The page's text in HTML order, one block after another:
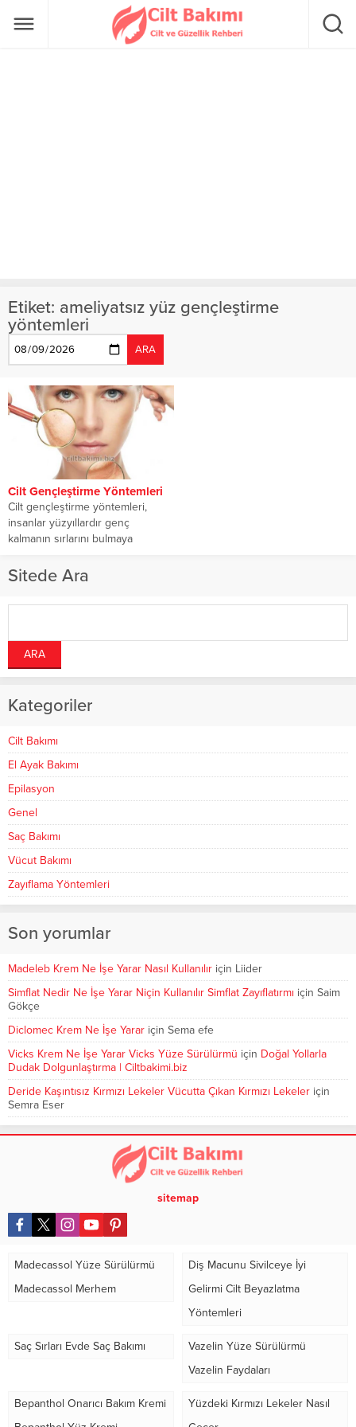
Sitede Ara
Kategoriler
Cilt Bakımı
El Ayak Bakımı
Epilasyon
Genel
Saç Bakımı
Vücut Bakımı
Zayıflama Yöntemleri
Son yorumlar
Madeleb Krem Ne İşe Yarar Nasıl Kullanılır için Liider
Simflat Nedir Ne İşe Yarar Niçin Kullanılır Simflat Zayıflatırmı için Saim
Gökçe
Diclomec Krem Ne İşe Yarar için Sema efe
Vicks Krem Ne İşe Yarar Vicks Yüze Sürülürmü için Doğal Yollarla
Dudak Dolgunlaştırma | Ciltbakimi.biz
Deride Kaşıntısız Kırmızı Lekeler Vücutta Çıkan Kırmızı Lekeler için
Semra Eser
Etiket: ameliyatsız yüz gençleştirme
yöntemleri
ARA
Cilt Gençleştirme Yöntemleri
Cilt gençleştirme yöntemleri,
insanlar yüzyıllardır genç
kalmanın sırlarını bulmaya
belirtileri olan...
sitemap
Madecassol Yüze Sürülürmü
Madecassol Merhem
Diş Macunu Sivilceye İyi
Gelirmi Cilt Beyazlatma
Yöntemleri
Saç Sırları Evde Saç Bakımı
Vazelin Yüze Sürülürmü
Vazelin Faydaları
Bepanthol Onarıcı Bakım Kremi
Yüzdeki Kırmızı Lekeler Nasıl